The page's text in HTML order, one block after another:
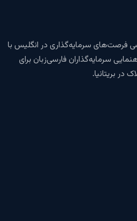
سرمایه‌گذاری در انگلیس با
در راهنمایی سرمایه‌گذاران فارسی‌زبان برای
در بریتانیا.